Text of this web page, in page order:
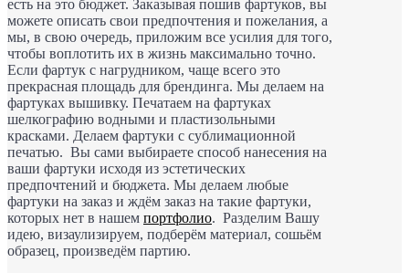
есть на это бюджет. Заказывая пошив фартуков, вы
можете описать свои предпочтения и пожелания, а
мы, в свою очередь, приложим все усилия для того,
чтобы воплотить их в жизнь максимально точно.
Если фартук с нагрудником, чаще всего это
прекрасная площадь для брендинга. Мы делаем на
фартуках вышивку. Печатаем на фартуках
шелкографию водными и пластизольными
красками. Делаем фартуки с сублимационной
печатью. Вы сами выбираете способ нанесения на
ваши фартуки исходя из эстетических
предпочтений и бюджета. Мы делаем любые
фартуки на заказ и ждём заказ на такие фартуки,
которых нет в нашем портфолио. Разделим Вашу
идею, визаулизируем, подберём материал, сошьём
образец, произведём партию.